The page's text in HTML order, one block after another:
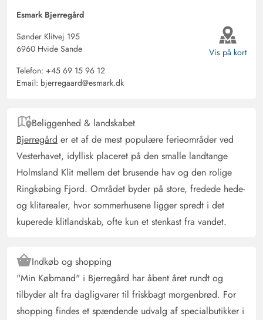
Esmark Bjerregård
Sønder Klitvej 195
6960 Hvide Sande
Telefon: +45 69 15 96 12
Email: bjerregaard@esmark.dk
Vis på kort
Beliggenhed & landskabet
Bjerregård er et af de mest populære ferieområder ved
Vesterhavet, idyllisk placeret på den smalle landtange
Holmsland Klit mellem det brusende hav og den rolige
Ringkøbing Fjord. Området byder på store, fredede hede-
og klitarealer, hvor sommerhusene ligger spredt i det
kuperede klitlandskab, ofte kun et stenkast fra vandet.
Indkøb og shopping
"Min Købmand" i Bjerregård har åbent året rundt og
tilbyder alt fra dagligvarer til friskbagt morgenbrød. For
shopping findes et spændende udvalg af specialbutikker i